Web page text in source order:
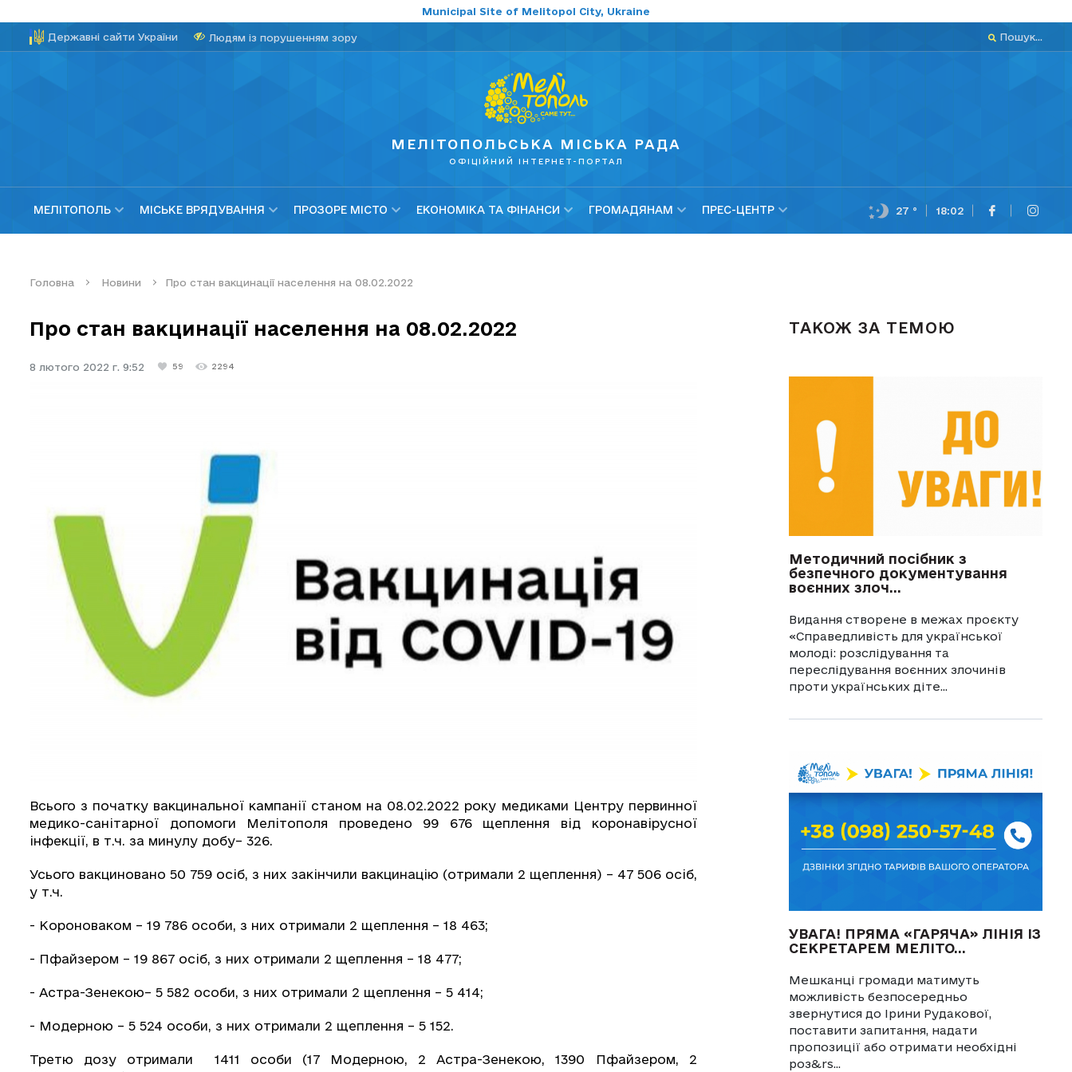
Municipal Site of Melitopol City, Ukraine
Державні сайти України Людям із порушенням зору Пошук...
МЕЛІТОПОЛЬСЬКА МІСЬКА РАДА
ОФІЦІЙНИЙ ІНТЕРНЕТ-ПОРТАЛ
МЕЛІТОПОЛЬ МІСЬКЕ ВРЯДУВАННЯ ПРОЗОРЕ МІСТО ЕКОНОМІКА ТА ФІНАНСИ ГРОМАДЯНАМ ПРЕС-ЦЕНТР 27 ° 18:02
Головна Новини Про стан вакцинації населення на 08.02.2022
Про стан вакцинації населення на 08.02.2022
8 лютого 2022 г. 9:52 59 2294
Всього з початку вакцинальної кампанії станом на 08.02.2022 року медиками Центру первинної
медико-санітарної допомоги Мелітополя проведено 99 676 щеплення від коронавірусної
інфекції, в т.ч. за минулу добу– 326.
Усього вакциновано 50 759 осіб, з них закінчили вакцинацію (отримали 2 щеплення) – 47 506 осіб,
у т.ч.
- Короноваком – 19 786 особи, з них отримали 2 щеплення – 18 463;
- Пфайзером – 19 867 осіб, з них отримали 2 щеплення – 18 477;
- Астра-Зенекою– 5 582 особи, з них отримали 2 щеплення – 5 414;
- Модерною – 5 524 особи, з них отримали 2 щеплення – 5 152.
Третю дозу отримали 1411 особи (17 Модерною, 2 Астра-Зенекою, 1390 Пфайзером, 2
ТАКОЖ ЗА ТЕМОЮ
Методичний посібник з
безпечного документування
воєнних злоч...
Видання створене в межах проєкту
«Справедливість для української
молоді: розслідування та
переслідування воєнних злочинів
проти українських діте...
УВАГА! ПРЯМА «ГАРЯЧА» ЛІНІЯ ІЗ
СЕКРЕТАРЕМ МЕЛІТО...
Мешканці громади матимуть
можливість безпосередньо
звернутися до Ірини Рудакової,
поставити запитання, надати
пропозиції або отримати необхідні
роз&rs...